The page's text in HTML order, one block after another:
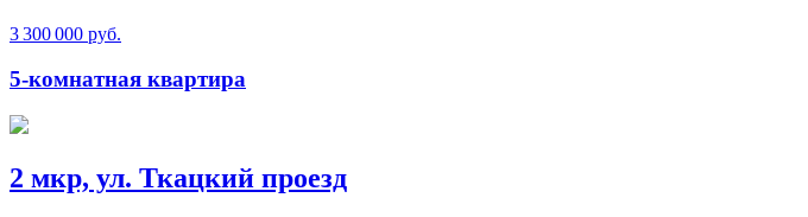
3 300 000 руб.
5-комнатная квартира
2 мкр, ул. Ткацкий проезд